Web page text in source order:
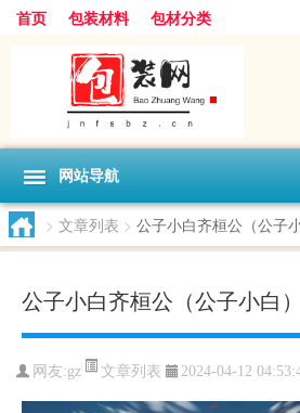
首页 包装材料 包材分类
网站导航
> 文章列表 > 公子小白齐桓公（公子小
公子小白齐桓公（公子小白）
网友:gz 文章列表 2024-04-12